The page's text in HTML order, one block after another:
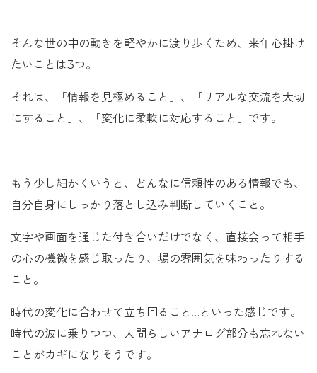
そんな世の中の動きを軽やかに渡り歩くため、来年心掛け
たいことは3つ。
それは、「情報を見極めること」、「リアルな交流を大切
にすること」、「変化に柔軟に対応すること」です。
もう少し細かくいうと、どんなに信頼性のある情報でも、
自分自身にしっかり落とし込み判断していくこと。
文字や画面を通じた付き合いだけでなく、直接会って相手
の心の機微を感じ取ったり、場の雰囲気を味わったりする
こと。
時代の変化に合わせて立ち回ること…といった感じです。
時代の波に乗りつつ、人間らしいアナログ部分も忘れない
ことがカギになりそうです。